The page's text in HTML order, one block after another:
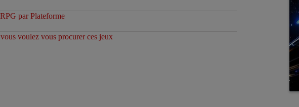
par Plateforme
voulez vous procurer ces jeux